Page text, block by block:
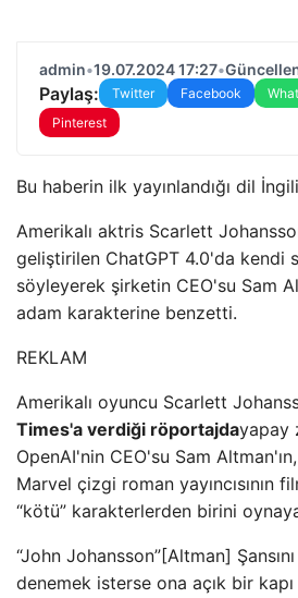
admin•19.07.2024 17:27•
Paylaş: Twitter Facebook
Pinterest
Bu haberin ilk yayınlandığı dil
Amerikalı aktris Scarlett
geliştirilen ChatGPT 4.0'da kendi
söyleyerek şirketin CEO'su Sam
adam karakterine benzetti.
REKLAM
Amerikalı oyuncu Scarlett
Times'a verdiği röportajdayapay
OpenAI'nin CEO'su Sam
Marvel çizgi roman yayıncısının
“kötü” karakterlerden birini
“John Johansson”[Altman]
denemek isterse ona açık bir